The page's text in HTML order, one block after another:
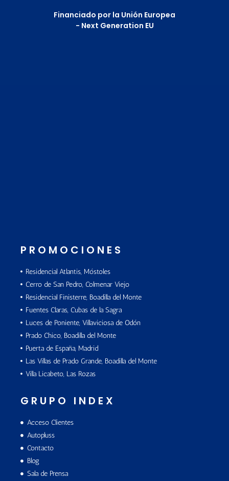
Financiado por la Unión Europea
- Next Generation EU
PROMOCIONES
Residencial Atlantis, Móstoles
Cerro de San Pedro, Colmenar Viejo
Residencial Finisterre, Boadilla del Monte
Fuentes Claras, Cubas de la Sagra
Luces de Poniente, Villaviciosa de Odón
Prado Chico, Boadilla del Monte
Puerta de España, Madrid
Las Villas de Prado Grande, Boadilla del Monte
Villa Licabeto, Las Rozas
GRUPO INDEX
Acceso Clientes
Autopluss
Contacto
Blog
Sala de Prensa